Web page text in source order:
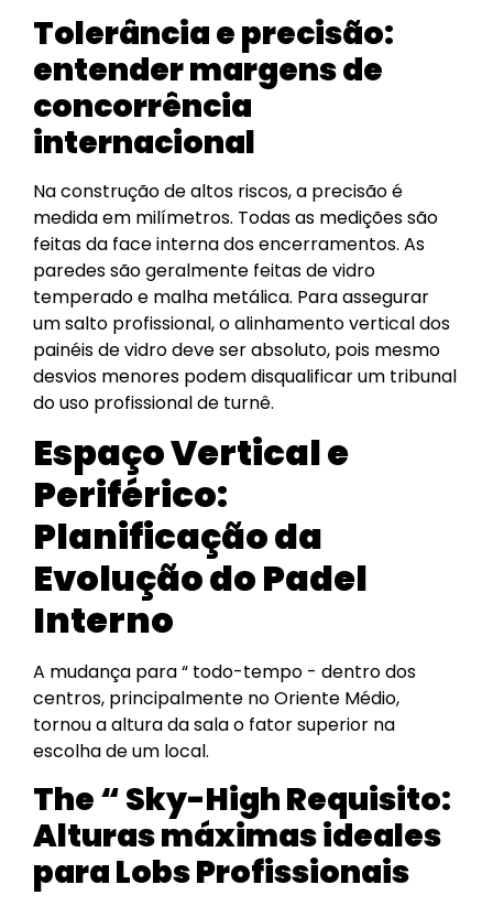
Tolerância e precisão:
entender margens de
concorrência
internacional
Na construção de altos riscos, a precisão é
medida em milímetros. Todas as medições são
feitas da face interna dos encerramentos. As
paredes são geralmente feitas de vidro
temperado e malha metálica. Para assegurar
um salto profissional, o alinhamento vertical dos
painéis de vidro deve ser absoluto, pois mesmo
desvios menores podem disqualificar um tribunal
do uso profissional de turnê.
Espaço Vertical e
Periférico:
Planificação da
Evolução do Padel
Interno
A mudança para “ todo-tempo - dentro dos
centros, principalmente no Oriente Médio,
tornou a altura da sala o fator superior na
escolha de um local.
The “ Sky-High Requisito:
Alturas máximas ideales
para Lobs Profissionais